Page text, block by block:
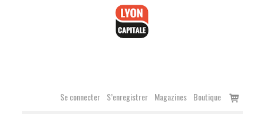
Se connecter S’enregistrer Magazines Boutique
Voir